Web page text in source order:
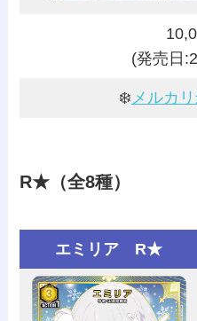
(発売日
❄️ メルカ
R★（全8種）
エミリア R★